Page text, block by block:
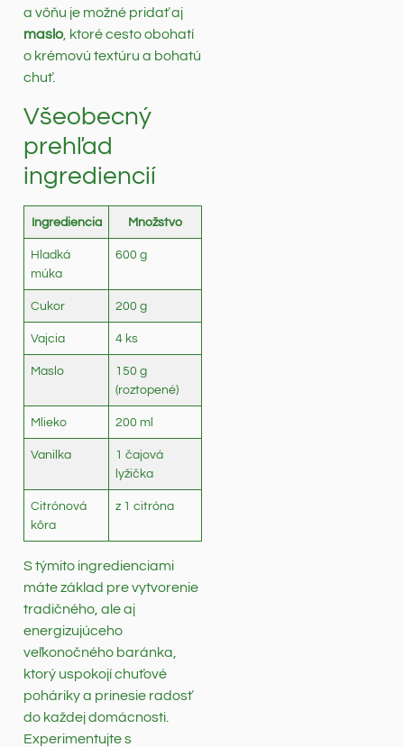
a vôňu je možné pridať aj
maslo, ktoré cesto obohatí
o krémovú textúru a bohatú
chuť.
Všeobecný
prehľad
ingrediencií
Ingrediencia Množstvo
Hladká
múka
600 g
Cukor 200 g
Vajcia 4 ks
Maslo
150 g
(roztopené)
Mlieko 200 ml
Vanilka
1 čajová
lyžička
Citrónová
kôra
z 1 citróna
S týmito ingredienciami
máte základ pre vytvorenie
tradičného, ale aj
energizujúceho
veľkonočného baránka,
ktorý uspokojí chuťové
poháriky a prinesie radosť
do každej domácnosti.
Experimentujte s